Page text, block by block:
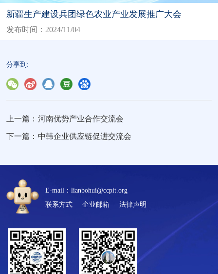
新疆生产建设兵团绿色农业产业发展推广大会
发布时间：2024/11/04
分享到:
上一篇： 河南优势产业合作交流会
下一篇： 中韩企业供应链促进交流会
E-mail：lianbohui@ccpit.org
联系方式
企业邮箱 法律声明